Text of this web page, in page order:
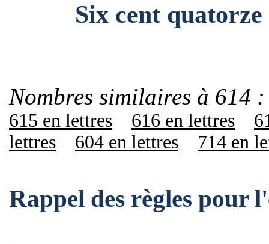
Six cent quatorze
Nombres similaires à 614 :
615 en lettres 616 en lettres
lettres
604 en lettres 714 en
Rappel des règles pour